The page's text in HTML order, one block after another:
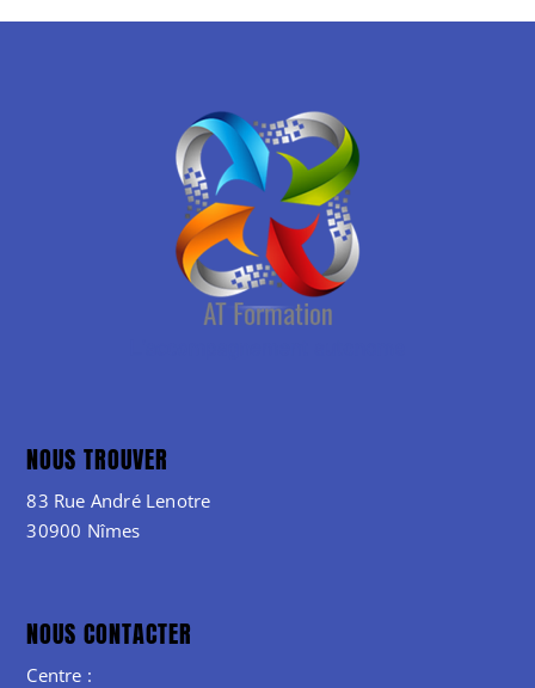
NOUS TROUVER
83 Rue André Lenotre
30900 Nîmes
NOUS CONTACTER
Centre :